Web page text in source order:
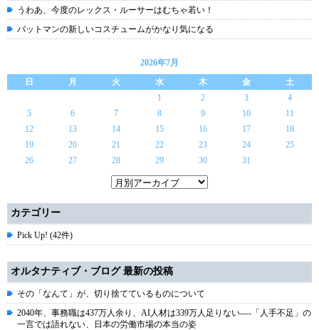
うわあ、今度のレックス・ルーサーはむちゃ若い！
バットマンの新しいコスチュームがかなり気になる
2026年7月
日
月 火 水 木 金
土
1
2 3
4
5
6 7 8 9 10
11
12
13 14 15 16 17
18
19
20 21 22 23 24
25
26
27 28 29 30 31
カテゴリー
Pick Up! (42件)
オルタナティブ・ブログ 最新の投稿
その「なんて」が、切り捨てているものについて
2040年、事務職は437万人余り、AI人材は339万人足りない----「人手不足」の
一言では語れない、日本の労働市場の本当の姿